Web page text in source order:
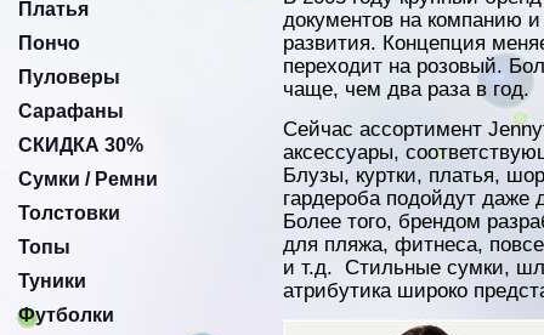
Платья
Пончо
Пуловеры
Сарафаны
СКИДКА 30%
Сумки / Ремни
Толстовки
Топы
Туники
Футболки
документов на компанию
развития. Концепция
переходит на розовый.
чаще, чем два раза в год.
Сейчас ассортимент
аксессуары,
Блузы, куртки, платья,
гардероба подойдут
Более того, брендом
для пляжа, фитнеса,
и т.д. Стильные сумки,
атрибутика широко